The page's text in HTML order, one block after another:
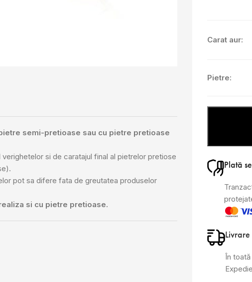
semi-pretioase sau cu pietre pretioase
si de caratajul final al pietrelor pretiose
pot sa difere fata de greutatea produselor
si cu pietre pretioase.
Carat aur:
Pietre:
Plată
În toată